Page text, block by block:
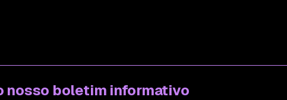
nosso boletim informativo